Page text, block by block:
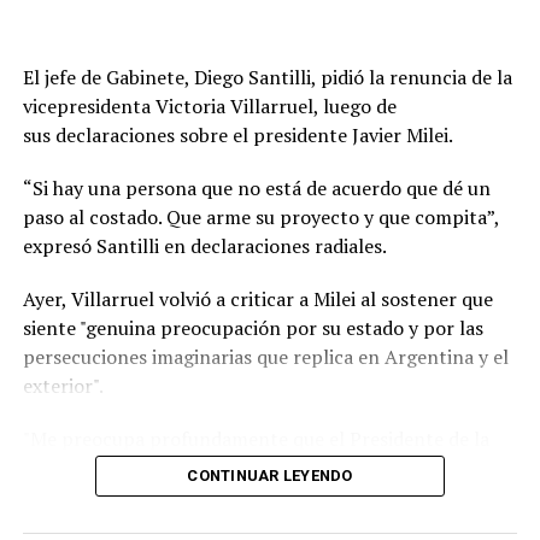
A partir de ahora, las relaciones diplomáticas quedarán
al frente de los encargados de negocios en las
respectivas embajadas mientras persista la escalada de
tensión entre Milei y Lula. La decisión de Brasil abre un
escenario de incertidumbre sobre el futuro de los
vínculos entre las dos principales economías del
En Brasilia señalaron que las expresiones de Milei
durante recientes entrevistas fueron determinantes
para la medida. En particular remarcaron que el
calificar a Lula de “ladrón” y “corrupto”, sino que repitió
esos términos en cuatro oportunidades.
El jefe de Gabinete, Diego Santilli, pidió la renuncia de la
vicepresidenta Victoria Villarruel, luego de
sus declaraciones sobre el presidente Javier Milei.
“Si hay una persona que no está de acuerdo que dé un
paso al costado. Que arme su proyecto y que compita”,
expresó Santilli en declaraciones radiales.
Ayer, Villarruel volvió a criticar a Milei al sostener que
siente "genuina preocupación por su estado y por las
persecuciones imaginarias que replica en Argentina y el
exterior".
Nación replique insensateces e inventos. Tengo genuina
preocupación por su estado y por las persecuciones
CONTINUAR LEYENDO